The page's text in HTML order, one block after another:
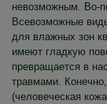
невозможным. Во-
Всевозможные
для влажных зон
имеют гладкую
превращается в
травмами.
(человеческая